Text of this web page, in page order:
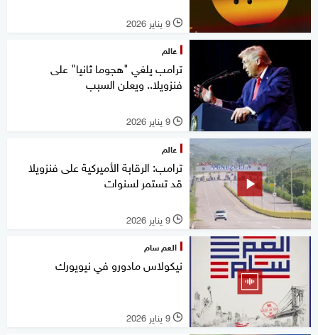
l 9 يناير 2026
عالم
ترامب يلغي "هجوما ثانيا" على
فنزويلا.. ويعلن السبب
l 9 يناير 2026
عالم
ترامب: الرقابة الأميركية على فنزويلا
قد تستمر لسنوات
l 9 يناير 2026
العم سام
نيكولاس مادورو في نيويورك
l 9 يناير 2026